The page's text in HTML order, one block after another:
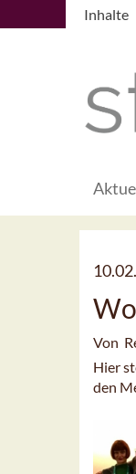
Inhalte
Von
Hier
den